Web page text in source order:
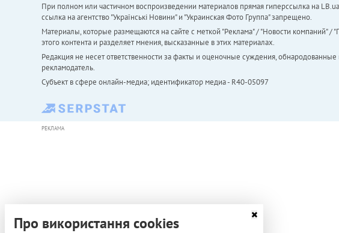
При полном или частичном воспроизведении материалов прямая гиперссылка на
ссылка на агентство "Українськi Новини" и "Украинская Фото Группа" запрещено.
Материалы, которые размещаются на сайте с меткой "Реклама" / "Новости компаний" /
этого контента и разделяет мнения, высказанные в этих материалах.
Редакция не несет ответственности за факты и оценочные суждения,
рекламодатель.
Субъект в сфере онлайн-медиа; идентификатор медиа - R40-05097
РЕКЛАМА
Про використання cookies